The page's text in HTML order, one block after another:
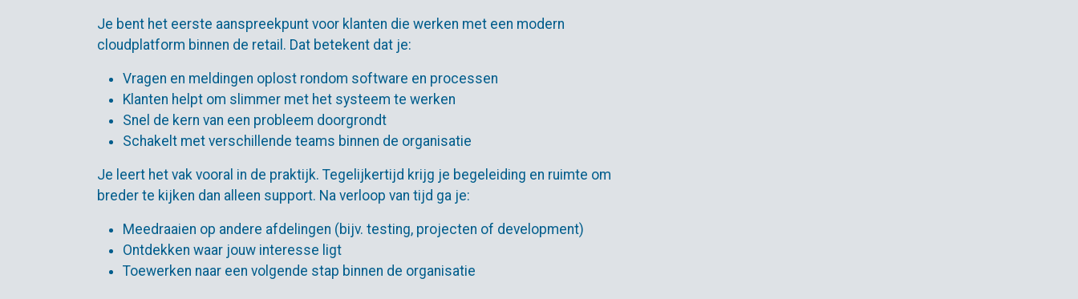
Je bent het eerste aanspreekpunt voor klanten die werken met een modern
cloudplatform binnen de retail. Dat betekent dat je:
Vragen en meldingen oplost rondom software en processen
Klanten helpt om slimmer met het systeem te werken
Snel de kern van een probleem doorgrondt
Schakelt met verschillende teams binnen de organisatie
Je leert het vak vooral in de praktijk. Tegelijkertijd krijg je begeleiding en ruimte om
breder te kijken dan alleen support. Na verloop van tijd ga je:
Meedraaien op andere afdelingen (bijv. testing, projecten of development)
Ontdekken waar jouw interesse ligt
Toewerken naar een volgende stap binnen de organisatie